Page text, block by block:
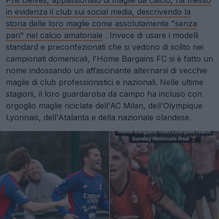
in evidenza il club sui social media, descrivendo la
storia delle loro maglie come assolutamente "senza
pari" nel calcio amatoriale . Invece di usare i modelli
standard e preconfezionati che si vedono di solito nei
campionati domenicali, l'Home Bargains FC si è fatto un
nome indossando un affascinante alternarsi di vecchie
maglie di club professionistici e nazionali. Nelle ultime
stagioni, il loro guardaroba da campo ha incluso con
orgoglio maglie riciclate dell'AC Milan, dell'Olympique
Lyonnais, dell'Atalanta e della nazionale olandese.